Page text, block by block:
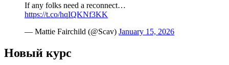
If any folks need a reconnect…
https://t.co/hqIQKNf3KK
— Mattie Fairchild (@Scav) January 15, 2026
Новый курс